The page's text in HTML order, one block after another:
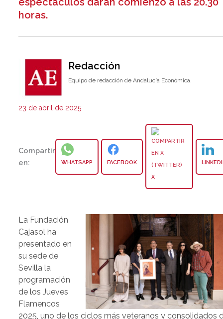
horas.
Redacción
Equipo de redacción de Andalucía Económica.
23 de abril de 2025
Compartir
en:
WHATSAPP FACEBOOK
X
La Fundación
Cajasol ha
presentado en
su sede de
Sevilla la
programación
de los Jueves
Flamencos
2025, uno de los ciclos más veteranos y consolidados